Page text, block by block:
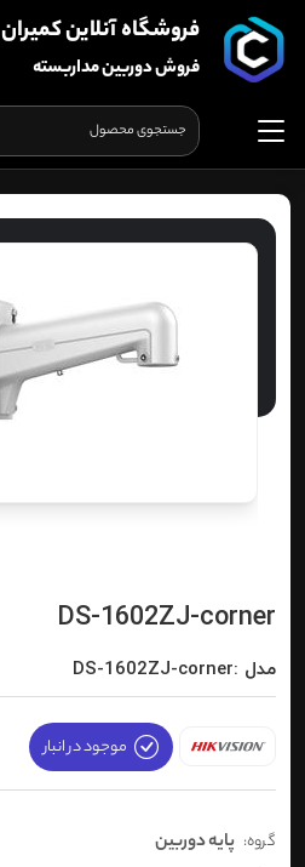
فروشگاه آنلاین کمیران
فروش دوربین مداربسته
DS-1602ZJ-corner
مدل :DS-1602ZJ-corner
موجود در انبار
گروه: پایه دوربین